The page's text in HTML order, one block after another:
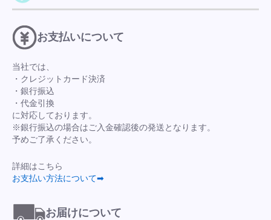
お支払いについて
当社では、
・クレジットカード決済
・銀行振込
・代金引換
に対応しております。
※銀行振込の場合はご入金確認後の発送となります。
予めご了承ください。
詳細はこちら
お支払い方法について➡
お届けについて